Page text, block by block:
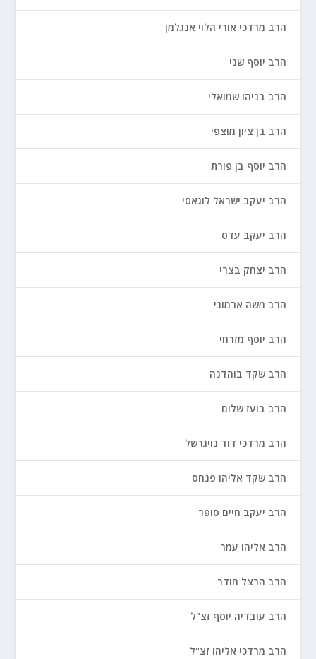
הרב מרדכי אורי הלוי אנגלמן
הרב יוסף שני
הרב בניהו שמואלי
הרב בן ציון מוצפי
הרב יוסף בן פורת
הרב יעקב ישראל לוגאסי
הרב יעקב עדס
הרב יצחק בצרי
הרב משה ארמוני
הרב יוסף מזרחי
הרב שקד בוהדנה
הרב בועז שלום
הרב מרדכי דוד נויגרשל
הרב שקד אליהו פנחס
הרב יעקב חיים סופר
הרב אליהו עמר
הרב הרצל חודר
הרב עובדיה יוסף זצ"ל
הרב מרדכי אליהו זצ"ל